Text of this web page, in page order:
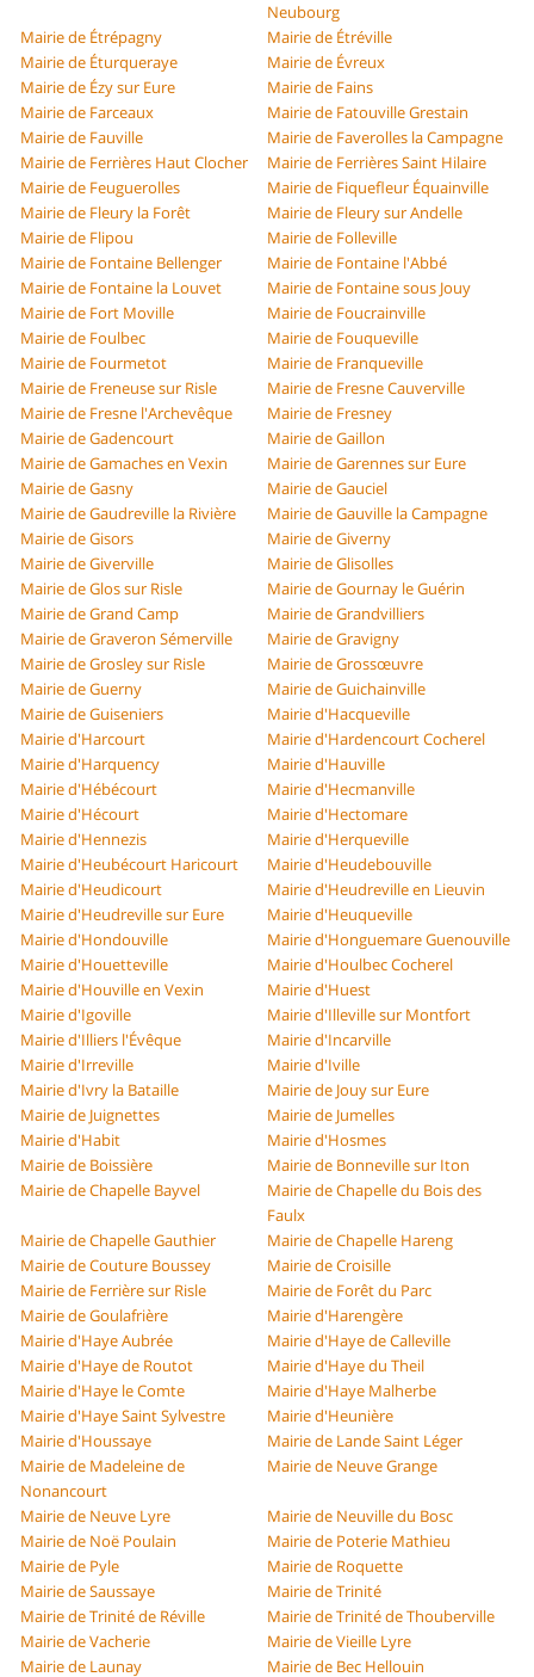
Neubourg
Mairie de Étrépagny
Mairie de Étréville
Mairie de Éturqueraye
Mairie de Évreux
Mairie de Ézy sur Eure
Mairie de Fains
Mairie de Farceaux
Mairie de Fatouville Grestain
Mairie de Fauville
Mairie de Faverolles la Campagne
Mairie de Ferrières Haut Clocher
Mairie de Ferrières Saint Hilaire
Mairie de Feuguerolles
Mairie de Fiquefleur Équainville
Mairie de Fleury la Forêt
Mairie de Fleury sur Andelle
Mairie de Flipou
Mairie de Folleville
Mairie de Fontaine Bellenger
Mairie de Fontaine l'Abbé
Mairie de Fontaine la Louvet
Mairie de Fontaine sous Jouy
Mairie de Fort Moville
Mairie de Foucrainville
Mairie de Foulbec
Mairie de Fouqueville
Mairie de Fourmetot
Mairie de Franqueville
Mairie de Freneuse sur Risle
Mairie de Fresne Cauverville
Mairie de Fresne l'Archevêque
Mairie de Fresney
Mairie de Gadencourt
Mairie de Gaillon
Mairie de Gamaches en Vexin
Mairie de Garennes sur Eure
Mairie de Gasny
Mairie de Gauciel
Mairie de Gaudreville la Rivière
Mairie de Gauville la Campagne
Mairie de Gisors
Mairie de Giverny
Mairie de Giverville
Mairie de Glisolles
Mairie de Glos sur Risle
Mairie de Gournay le Guérin
Mairie de Grand Camp
Mairie de Grandvilliers
Mairie de Graveron Sémerville
Mairie de Gravigny
Mairie de Grosley sur Risle
Mairie de Grossœuvre
Mairie de Guerny
Mairie de Guichainville
Mairie de Guiseniers
Mairie d'Hacqueville
Mairie d'Harcourt
Mairie d'Hardencourt Cocherel
Mairie d'Harquency
Mairie d'Hauville
Mairie d'Hébécourt
Mairie d'Hecmanville
Mairie d'Hécourt
Mairie d'Hectomare
Mairie d'Hennezis
Mairie d'Herqueville
Mairie d'Heubécourt Haricourt
Mairie d'Heudebouville
Mairie d'Heudicourt
Mairie d'Heudreville en Lieuvin
Mairie d'Heudreville sur Eure
Mairie d'Heuqueville
Mairie d'Hondouville
Mairie d'Honguemare Guenouville
Mairie d'Houetteville
Mairie d'Houlbec Cocherel
Mairie d'Houville en Vexin
Mairie d'Huest
Mairie d'Igoville
Mairie d'Illeville sur Montfort
Mairie d'Illiers l'Évêque
Mairie d'Incarville
Mairie d'Irreville
Mairie d'Iville
Mairie d'Ivry la Bataille
Mairie de Jouy sur Eure
Mairie de Juignettes
Mairie de Jumelles
Mairie d'Habit
Mairie d'Hosmes
Mairie de Boissière
Mairie de Bonneville sur Iton
Mairie de Chapelle Bayvel
Mairie de Chapelle du Bois des
Faulx
Mairie de Chapelle Gauthier
Mairie de Chapelle Hareng
Mairie de Couture Boussey
Mairie de Croisille
Mairie de Ferrière sur Risle
Mairie de Forêt du Parc
Mairie de Goulafrière
Mairie d'Harengère
Mairie d'Haye Aubrée
Mairie d'Haye de Calleville
Mairie d'Haye de Routot
Mairie d'Haye du Theil
Mairie d'Haye le Comte
Mairie d'Haye Malherbe
Mairie d'Haye Saint Sylvestre
Mairie d'Heunière
Mairie d'Houssaye
Mairie de Lande Saint Léger
Mairie de Madeleine de
Nonancourt
Mairie de Neuve Grange
Mairie de Neuve Lyre
Mairie de Neuville du Bosc
Mairie de Noë Poulain
Mairie de Poterie Mathieu
Mairie de Pyle
Mairie de Roquette
Mairie de Saussaye
Mairie de Trinité
Mairie de Trinité de Réville
Mairie de Trinité de Thouberville
Mairie de Vacherie
Mairie de Vieille Lyre
Mairie de Launay
Mairie de Bec Hellouin